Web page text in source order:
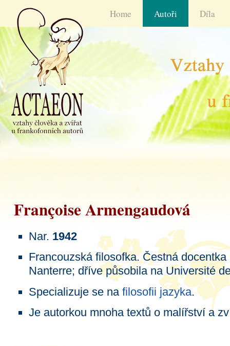
Home Autoři Díla
Françoise Armengaudová
Nar. 1942
Francouzská filosofka. Čestná
Nanterre; dříve působila na Université
Specializuje se nafilosofii jazyka.
Je autorkou mnoha textů o malířství a